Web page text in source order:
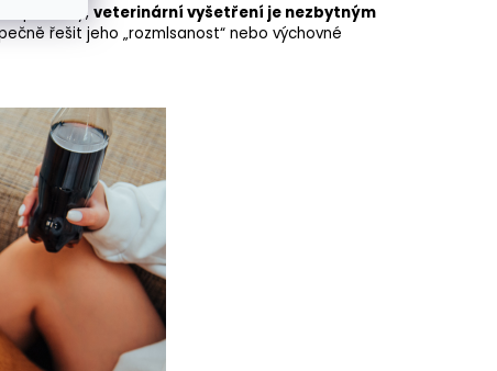
příznaky, veterinární vyšetření je nezbytným
řešit jeho „rozmlsanost“ nebo výchovné